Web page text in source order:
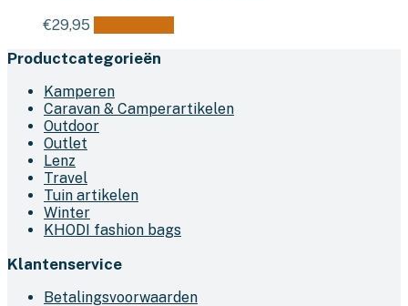
€29,95
Productcategorieën
Kamperen
Caravan & Camperartikelen
Outdoor
Outlet
Lenz
Travel
Tuin artikelen
Winter
KHODI fashion bags
Klantenservice
Betalingsvoorwaarden